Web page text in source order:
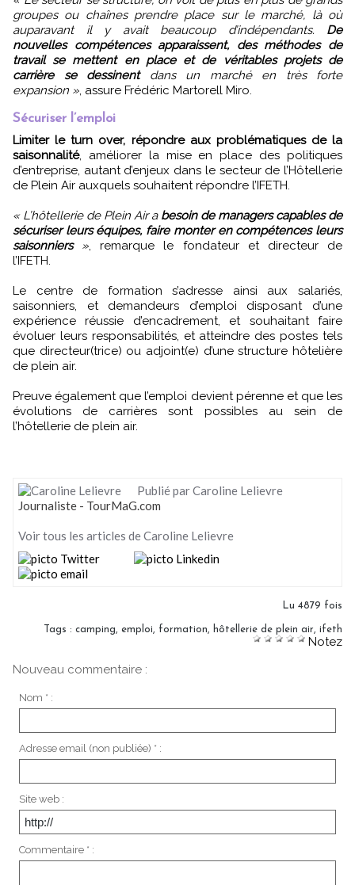
groupes ou chaînes prendre place sur le marché, là où
auparavant il y avait beaucoup d’indépendants. De
nouvelles compétences apparaissent, des méthodes de
travail se mettent en place et de véritables projets de
carrière se dessinentdans un marché en très forte
expansion », assure Frédéric Martorell Miro.
Sécuriser l’emploi
Limiter le turn over, répondre aux problématiques de la
saisonnalité, améliorer la mise en place des politiques
d’entreprise, autant d’enjeux dans le secteur de l’Hôtellerie
de Plein Air auxquels souhaitent répondre l’IFETH.
« L’hôtellerie de Plein Air a besoin de managers capables de
sécuriser leurs équipes, faire monter en compétences leurs
saisonniers», remarque le fondateur et directeur de
l’IFETH.
Le centre de formation s’adresse ainsi aux salariés,
saisonniers, et demandeurs d’emploi disposant d’une
expérience réussie d’encadrement, et souhaitant faire
évoluer leurs responsabilités, et atteindre des postes tels
que directeur(trice) ou adjoint(e) d’une structure hôtelière
de plein air.
Preuve également que l’emploi devient pérenne et que les
évolutions de carrières sont possibles au sein de
l’hôtellerie de plein air.
Publié par Caroline Lelievre
Journaliste - TourMaG.com
Voir tous les articles de Caroline Lelievre
Lu 4879 fois
Tags : camping, emploi, formation, hôtellerie de plein air, ifeth
Notez
Nouveau commentaire :
Nom * :
Adresse email (non publiée) * :
Site web :
Commentaire * :